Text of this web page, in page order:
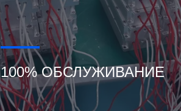
100% ОБСЛУЖИВАНИЕ